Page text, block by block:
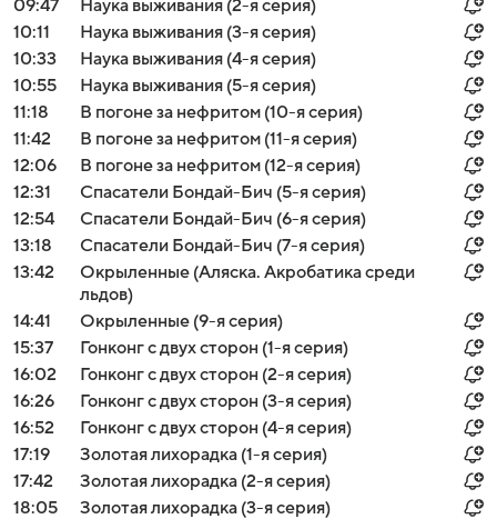
09:47
Наука выживания (2-я серия)
10:11
Наука выживания (3-я серия)
10:33
Наука выживания (4-я серия)
10:55
Наука выживания (5-я серия)
11:18
В погоне за нефритом (10-я серия)
11:42
В погоне за нефритом (11-я серия)
12:06
В погоне за нефритом (12-я серия)
12:31
Спасатели Бондай-Бич (5-я серия)
12:54
Спасатели Бондай-Бич (6-я серия)
13:18
Спасатели Бондай-Бич (7-я серия)
13:42
Окрыленные (Аляска. Акробатика среди
льдов)
14:41
Окрыленные (9-я серия)
15:37
Гонконг с двух сторон (1-я серия)
16:02
Гонконг с двух сторон (2-я серия)
16:26
Гонконг с двух сторон (3-я серия)
16:52
Гонконг с двух сторон (4-я серия)
17:19
Золотая лихорадка (1-я серия)
17:42
Золотая лихорадка (2-я серия)
18:05
Золотая лихорадка (3-я серия)